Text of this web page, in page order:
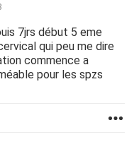
7jrs début 5 eme
qui peu me dire
commence a
pour les spzs